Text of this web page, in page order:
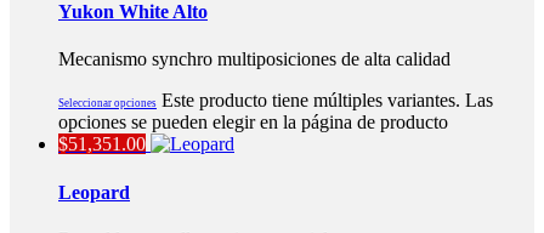
Yukon White Alto
Mecanismo synchro multiposiciones de alta calidad
Seleccionar opciones Este producto tiene múltiples variantes. Las
opciones se pueden elegir en la página de producto
$51,351.00
Leopard